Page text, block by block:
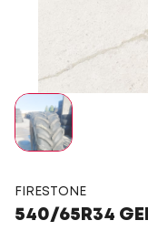
FIRESTONE
540/65R34